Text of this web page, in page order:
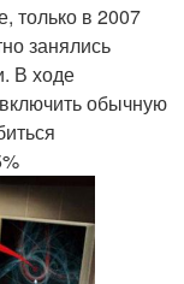
только в 2007
занялись
В ходе
обычную